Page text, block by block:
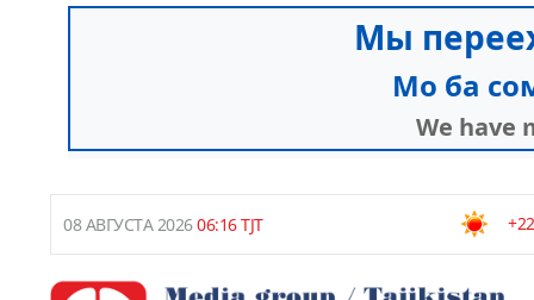
08 АВГУСТА 202606:16 TJT